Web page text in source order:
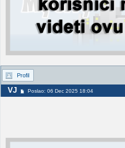
Profil
VJ Poslao: 06 Dec 2025 18:04